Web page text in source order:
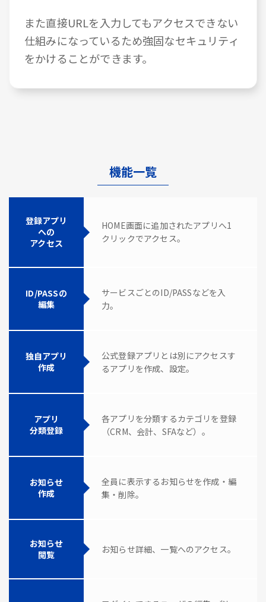
また直接URLを入力してもアクセスできない
仕組みになっているため強固なセキュリティ
をかけることができます。
機能一覧
登録アプリ
への
アクセス
HOME画面に追加されたアプリへ1
クリックでアクセス。
ID/PASSの
編集
サービスごとのID/PASSなどを入
力。
独自アプリ
作成
公式登録アプリとは別にアクセスす
るアプリを作成、設定。
アプリ
分類登録
各アプリを分類するカテゴリを登録
（CRM、会計、SFAなど）。
お知らせ
作成
全員に表示するお知らせを作成・編
集・削除。
お知らせ
閲覧
お知らせ詳細、一覧へのアクセス。